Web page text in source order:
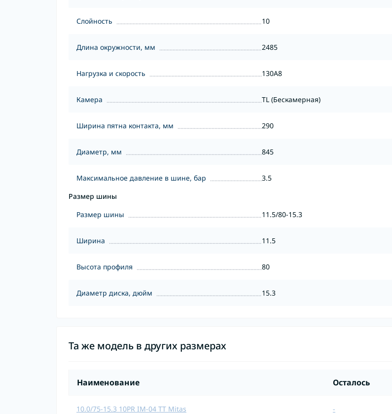
Слойность 10
Длина окружности, мм 2485
Нагрузка и скорость 130A8
Камера TL (Бескамерная)
Ширина пятна контакта, мм 290
Диаметр, мм 845
Максимальное давление в шине, бар
3.5
Размер шины
Размер шины
11.5/80-15.3
Ширина 11.5
Высота профиля 80
Диаметр диска, дюйм 15.3
Та же модель в других размерах
Наименование Осталось
10.0/75-15.3 10PR IM-04 TT Mitas -